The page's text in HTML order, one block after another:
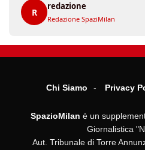
R
redazione
Redazione SpaziMilan
Chi Siamo Privacy
SpazioMilan è un
Giornalistica
Aut. Tribunale di Torre